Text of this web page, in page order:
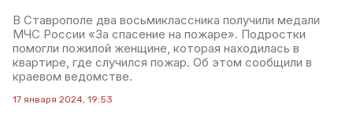
В Ставрополе два восьмиклассника получили медали
МЧС России «За спасение на пожаре». Подростки
помогли пожилой женщине, которая находилась в
квартире, где случился пожар. Об этом сообщили в
краевом ведомстве.
17 января 2024, 19:53